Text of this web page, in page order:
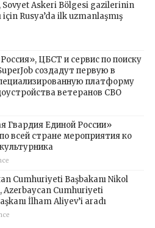
Sovyet Askeri Bölgesi gazilerinin
Rusya’da ilk uzmanlaşmış
ЦБСТ и сервис по поиску
создадут первую в
платформу
ветеранов СВО
Гвардия Единой России»
всей стране мероприятия ко
Cumhuriyeti Başbakanı Nikol
Azerbaycan Cumhuriyeti
İlham Aliyev’i aradı